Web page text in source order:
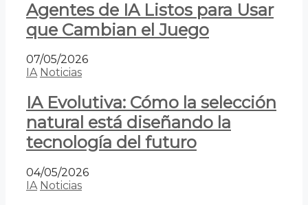
Agentes de IA Listos para Usar
que Cambian el Juego
07/05/2026
IA Noticias
IA Evolutiva: Cómo la selección
natural está diseñando la
tecnología del futuro
04/05/2026
IA Noticias